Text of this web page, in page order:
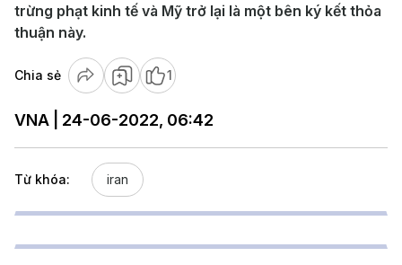
trừng phạt kinh tế và Mỹ trở lại là một bên ký kết thỏa
thuận này.
Chia sẻ 1
VNA | 24-06-2022, 06:42
Từ khóa: iran